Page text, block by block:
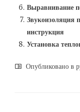
Выравнивание
Звукоизоляция
инструкция
Установка
Опубликовано в